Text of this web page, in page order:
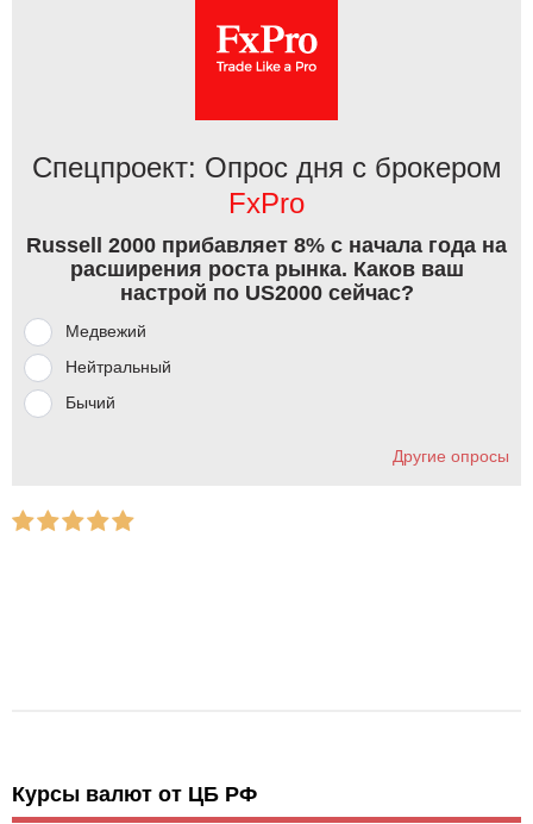
Спецпроект: Опрос дня с брокером
FxPro
Russell 2000 прибавляет 8% с начала года на
расширения роста рынка. Каков ваш
настрой по US2000 сейчас?
Медвежий
Нейтральный
Бычий
Другие опросы
Курсы валют от ЦБ РФ